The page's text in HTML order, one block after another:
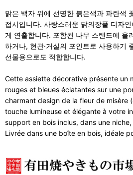
맑은 백자 위에 선명한 붉은색과 파란색
접시입니다. 사랑스러운 닭의장풀 디자
게 연출합니다. 포함된 나무 스탠드에 올
하거나, 현관·거실의 포인트로 사용하기
선물용으로도 적합합니다.
Cette assiette décorative présente un
rouges et bleues éclatantes sur une
charmant design de la fleur de misère
touche lumineuse et élégante à votre
support en bois inclus, dans une
Livrée dans une boîte en bois, idéale